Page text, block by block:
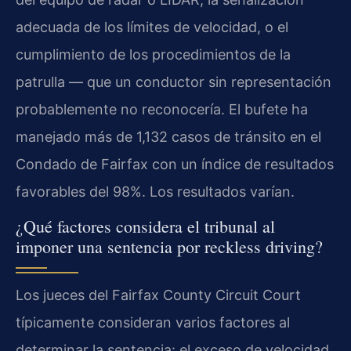
adecuada de los límites de velocidad, o el
cumplimiento de los procedimientos de la
patrulla — que un conductor sin representación
probablemente no reconocería. El bufete ha
manejado más de 1,132 casos de tránsito en el
Condado de Fairfax con un índice de resultados
favorables del 98%. Los resultados varían.
¿Qué factores considera el tribunal al
imponer una sentencia por reckless driving?
Los jueces del Fairfax County Circuit Court
típicamente consideran varios factores al